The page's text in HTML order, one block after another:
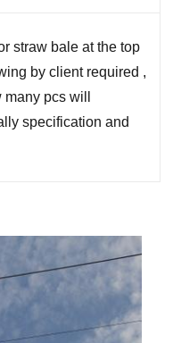
straw bale at the top
by client required ,
pcs will
specification and